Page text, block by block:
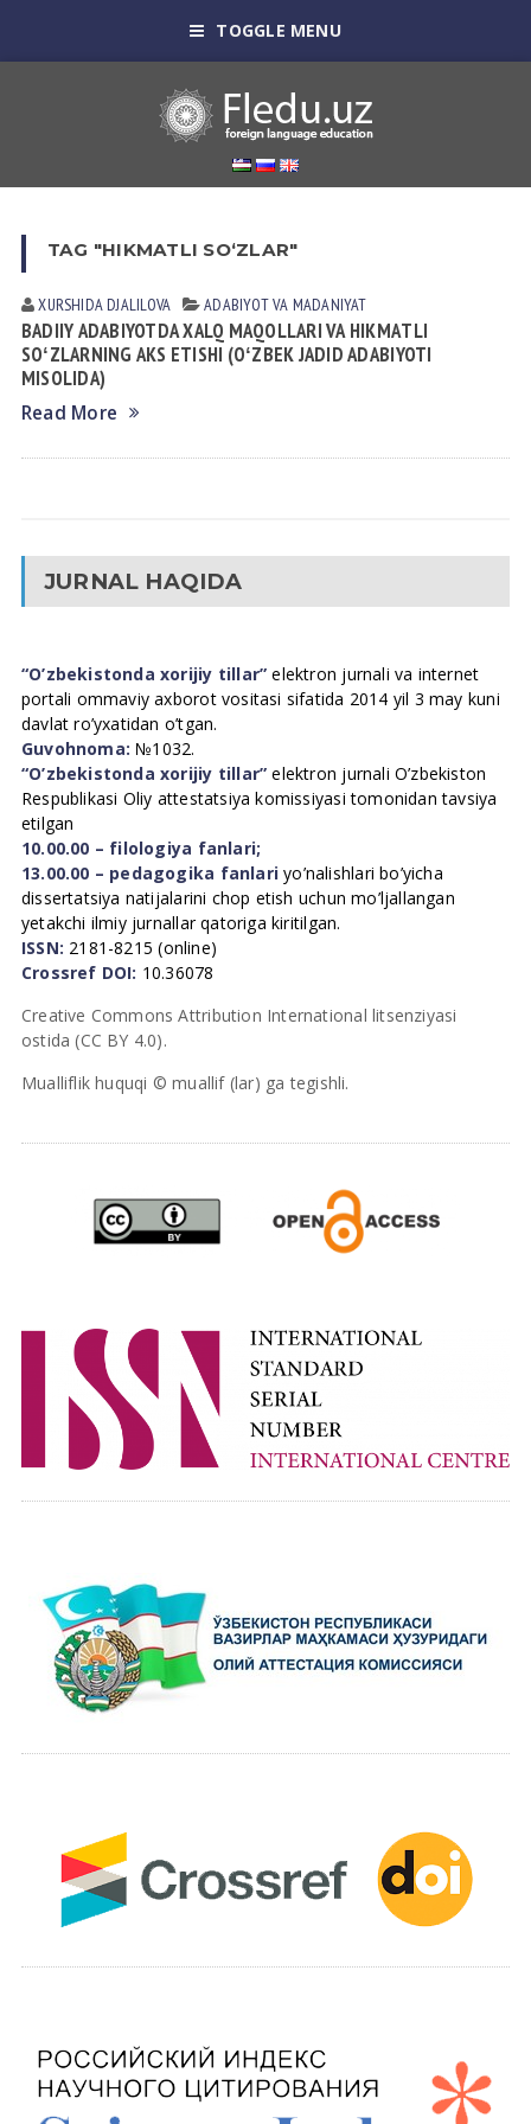
TOGGLE MENU
TAG "HIKMATLI SOʻZLAR"
XURSHIDA DJALILOVA АDАBIYOT VА MАDАNIYAT
BАDIIY АDАBIYOTDА XАLQ MАQOLLАRI VА HIKMАTLI
SOʻZLАRNING АKS ETISHI (OʻZBEK JАDID АDАBIYOTI
MISOLIDА)
Read More
JURNAL HAQIDA
“O’zbekistonda xorijiy tillar” elektron jurnali va internet
portali ommaviy axborot vositasi sifatida 2014 yil 3 may kuni
davlat ro’yxatidan o’tgan.
Guvohnoma: №1032.
“O’zbekistonda xorijiy tillar” elektron jurnali O’zbekiston
Respublikasi Oliy attestatsiya komissiyasi tomonidan tavsiya
etilgan
10.00.00 – filologiya fanlari;
13.00.00 – pedagogika fanlari yo’nalishlari bo’yicha
dissertatsiya natijalarini chop etish uchun mo’ljallangan
yetakchi ilmiy jurnallar qatoriga kiritilgan.
ISSN: 2181-8215 (online)
Crossref DOI: 10.36078
Creative Commons Attribution International litsenziyasi
ostida (CC BY 4.0).
Mualliflik huquqi © muallif (lar) ga tegishli.